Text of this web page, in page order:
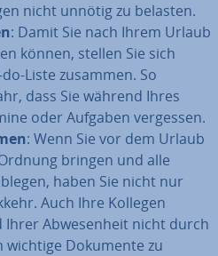
nicht unnötig zu belasten.
: Damit Sie nach Ihrem Urlaub
können, stellen Sie sich
Liste zusammen. So
dass Sie während Ihres
oder Aufgaben vergessen.
: Wenn Sie vor dem Urlaub
bringen und alle
haben Sie nicht nur
Auch Ihre Kollegen
Ihrer Ab­we­sen­heit nicht durch
wichtige Dokumente zu